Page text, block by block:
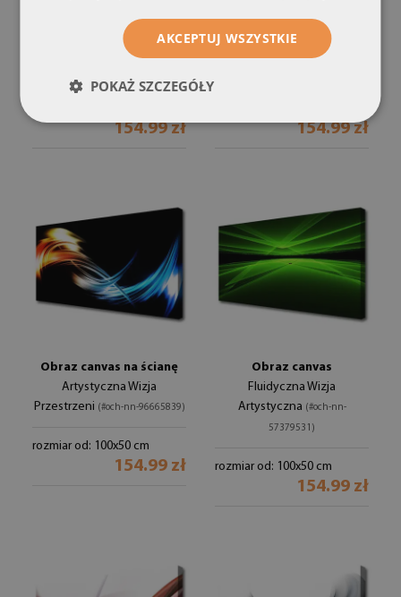
Fotoobraz na płótnie
Artystyczny Nieład Form
154.99 zł
Obraz canvas
Innowacyjna Forma
154.99 zł
Obraz canvas na ścianę
Artystyczna Wizja
Przestrzeni (#och-nn-96665839)
rozmiar od: 100x50 cm
154.99 zł
Obraz canvas
Fluidyczna Wizja
Artystyczna (#och-nn-
57379531)
rozmiar od: 100x50 cm
154.99 zł
AKCEPTUJ WSZYSTKIE
POKAŻ SZCZEGÓŁY